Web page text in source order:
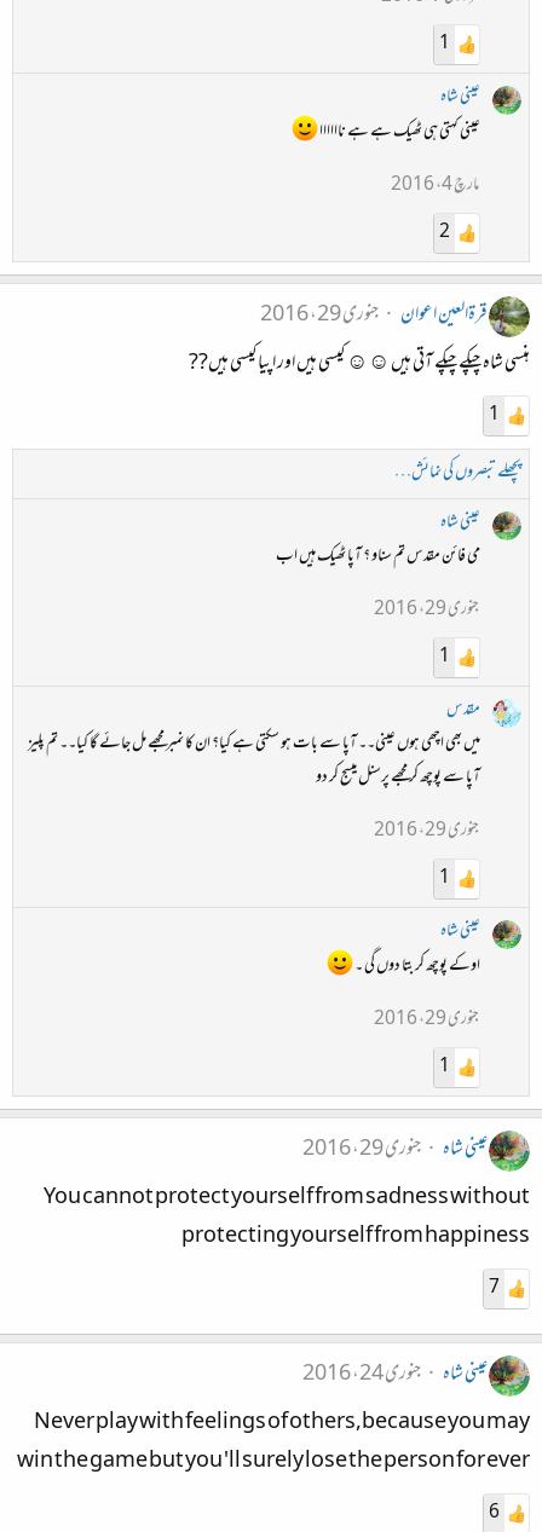
1
عینی شاہ
عینی کہتی ہی ٹھیک ہے ہے ناااااا
مارچ 4، 2016
2
قرۃالعین اعوان
جنوری 29، 2016
ہنسی شاہ چپکے چپکے آتی ہیں ☺☺ کیسی ہیں اور اپیا کیسی ہیں??
1
پچھلے تبصروں کی نمائش…
عینی شاہ
می فائن مقدس تم سناو ؟ آپا ٹھیک ہیں اب
جنوری 29، 2016
1
مقدس
میں بھی اچھی ہوں عینی۔۔ آپا سے بات ہو سکتی ہے کیا؟ ان کا نمبر مجھے مل جائے گا کیا۔۔ تم پلیز
آپا سے پوچھ کر مجھے پرسنل میسج کر دو
جنوری 29، 2016
1
عینی شاہ
اوکے پوچھ کر بتا دوں گی ۔
جنوری 29، 2016
1
عینی شاہ
جنوری 29، 2016
You cannot protect yourself from sadness without
protecting yourself from happiness
7
عینی شاہ
جنوری 24، 2016
Never play with feelings of others,because you may
win the game but you 'll surely lose the person for ever
6